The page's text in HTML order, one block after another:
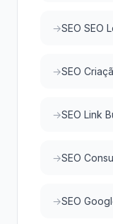
SEO SEO
SEO
SEO Link
SEO
SEO